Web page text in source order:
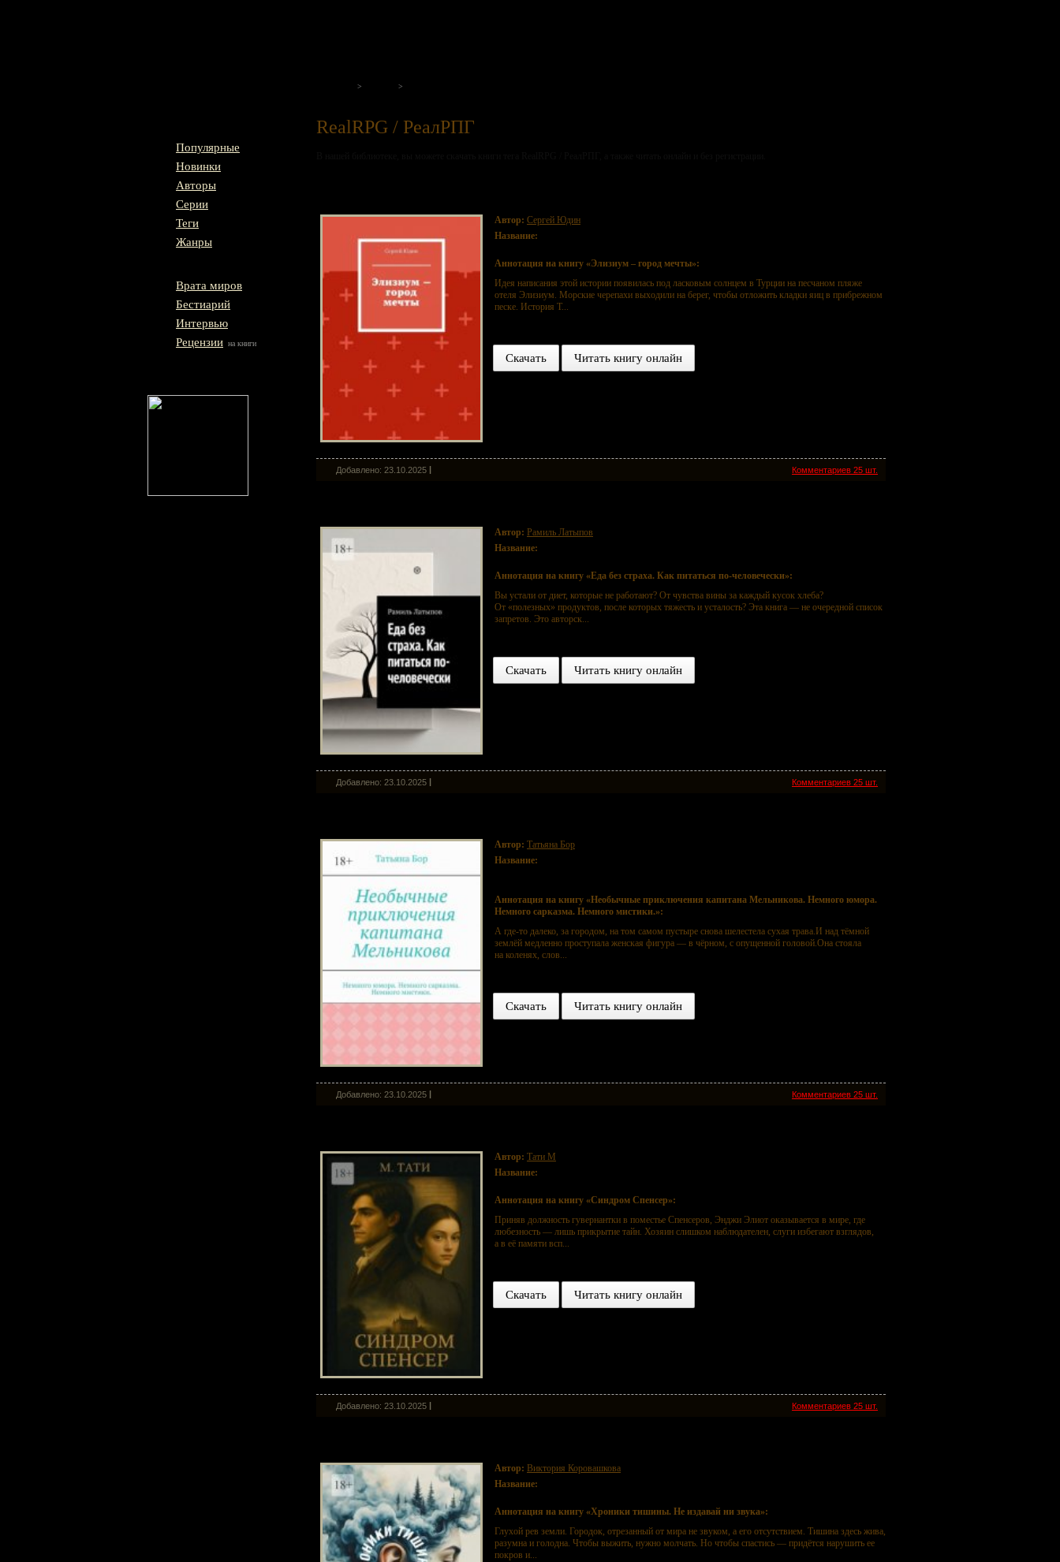
Популярные
Новинки
Авторы
Серии
Теги
Жанры
Врата миров
Бестиарий
Интервью
Рецензии на книги
RealRPG / РеалРПГ
Автор: Сергей Юдин
Название:
Аннотация на книгу «Элизиум – город мечты»:
Идея написания этой истории появилась под ласковым солнцем в Турции на песчаном пляже
отеля Элизиум. Морские черепахи выходили на берег, чтобы отложить кладки яиц в прибрежном
песке. История Т...
Скачать Читать книгу онлайн
Комментариев 25 шт.
Добавлено: 23.10.2025
Автор: Рамиль Латыпов
Название:
Аннотация на книгу «Еда без страха. Как питаться по-человечески»:
Вы устали от диет, которые не работают? От чувства вины за каждый кусок хлеба?
От «полезных» продуктов, после которых тяжесть и усталость? Эта книга — не очередной список
запретов. Это авторск...
Скачать Читать книгу онлайн
Комментариев 25 шт.
Добавлено: 23.10.2025
Автор: Татьяна Бор
Название:
Аннотация на книгу «Необычные приключения капитана Мельникова. Немного юмора.
Немного сарказма. Немного мистики.»:
А где-то далеко, за городом, на том самом пустыре снова шелестела сухая трава.И над тёмной
землёй медленно проступала женская фигура — в чёрном, с опущенной головой.Она стояла
на коленях, слов...
Скачать Читать книгу онлайн
Комментариев 25 шт.
Добавлено: 23.10.2025
Автор: Тати М
Название:
Аннотация на книгу «Синдром Спенсер»:
Приняв должность гувернантки в поместье Спенсеров, Энджи Элиот оказывается в мире, где
любезность — лишь прикрытие тайн. Хозяин слишком наблюдателен, слуги избегают взглядов,
а в её памяти всп...
Скачать Читать книгу онлайн
Комментариев 25 шт.
Добавлено: 23.10.2025
Автор: Виктория Коровашкова
Название:
Аннотация на книгу «Хроники тишины. Не издавай ни звука»:
Глухой рев земли. Городок, отрезанный от мира не звуком, а его отсутствием. Тишина здесь жива,
разумна и голодна. Чтобы выжить, нужно молчать. Но чтобы спастись — придётся нарушить ее
покров и...